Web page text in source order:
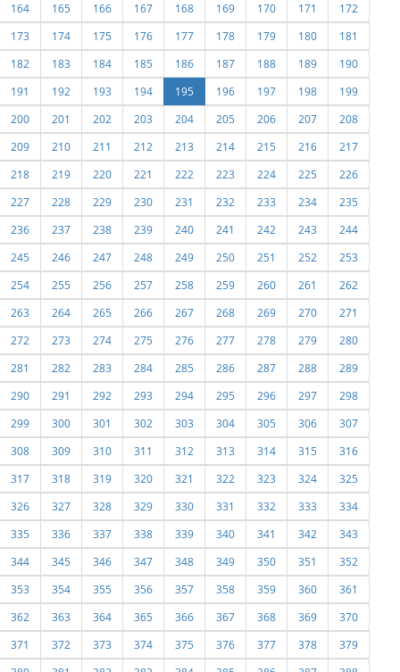
164
165 166 167 168 169 170 171
172
173
174 175 176 177 178 179 180
181
182
183 184 185 186 187 188 189
190
191
192 193 194 195 196 197 198
199
200
201 202 203 204 205 206 207
208
209
210 211 212 213 214 215 216
217
218
219 220 221 222 223 224 225
226
227
228 229 230 231 232 233 234
235
236
237 238 239 240 241 242 243
244
245
246 247 248 249 250 251 252
253
254
255 256 257 258 259 260 261
262
263
264 265 266 267 268 269 270
271
272
273 274 275 276 277 278 279
280
281
282 283 284 285 286 287 288
289
290
291 292 293 294 295 296 297
298
299
300 301 302 303 304 305 306
307
308
309 310 311 312 313 314 315
316
317
318 319 320 321 322 323 324
325
326
327 328 329 330 331 332 333
334
335
336 337 338 339 340 341 342
343
344
345 346 347 348 349 350 351
352
353
354 355 356 357 358 359 360
361
362
363 364 365 366 367 368 369
370
371
372 373 374 375 376 377 378
379